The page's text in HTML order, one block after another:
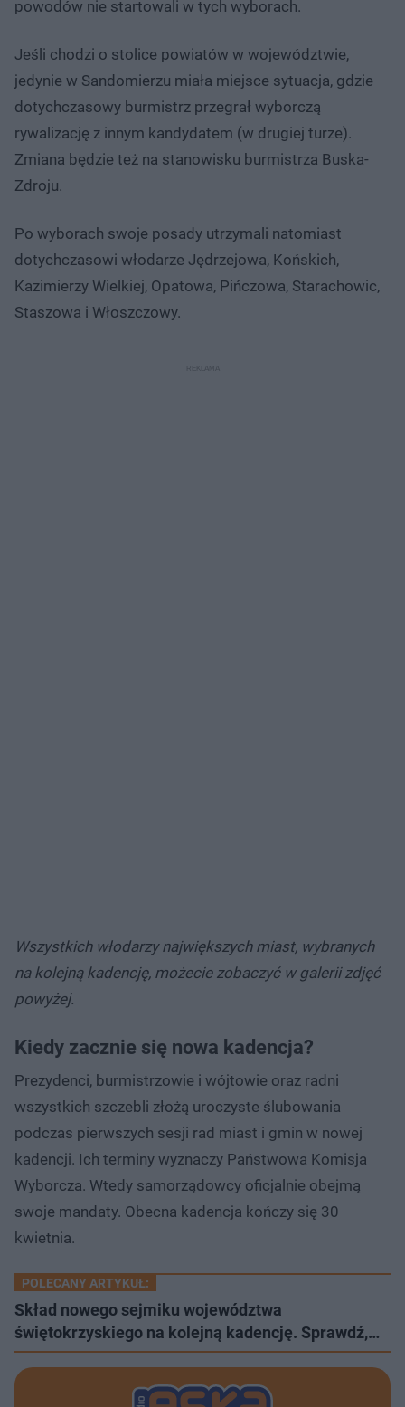
powodów nie startowali w tych wyborach.
Jeśli chodzi o stolice powiatów w województwie,
jedynie w Sandomierzu miała miejsce sytuacja, gdzie
dotychczasowy burmistrz przegrał wyborczą
rywalizację z innym kandydatem (w drugiej turze).
Zmiana będzie też na stanowisku burmistrza Buska-
Zdroju.
Po wyborach swoje posady utrzymali natomiast
dotychczasowi włodarze Jędrzejowa, Końskich,
Kazimierzy Wielkiej, Opatowa, Pińczowa, Starachowic,
Staszowa i Włoszczowy.
Wszystkich włodarzy największych miast, wybranych
na kolejną kadencję, możecie zobaczyć w galerii zdjęć
powyżej.
Kiedy zacznie się nowa kadencja?
Prezydenci, burmistrzowie i wójtowie oraz radni
wszystkich szczebli złożą uroczyste ślubowania
podczas pierwszych sesji rad miast i gmin w nowej
kadencji. Ich terminy wyznaczy Państwowa Komisja
Wyborcza. Wtedy samorządowcy oficjalnie obejmą
swoje mandaty. Obecna kadencja kończy się 30
kwietnia.
POLECANY ARTYKUŁ:
Skład nowego sejmiku województwa
świętokrzyskiego na kolejną kadencję. Sprawdź,…